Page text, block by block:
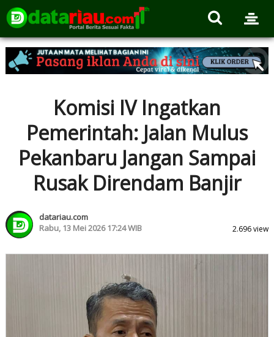
Komisi IV Ingatkan
Pemerintah: Jalan Mulus
Pekanbaru Jangan Sampai
Rusak Direndam Banjir
datariau.com
Rabu, 13 Mei 2026 17:24 WIB
2.696 view